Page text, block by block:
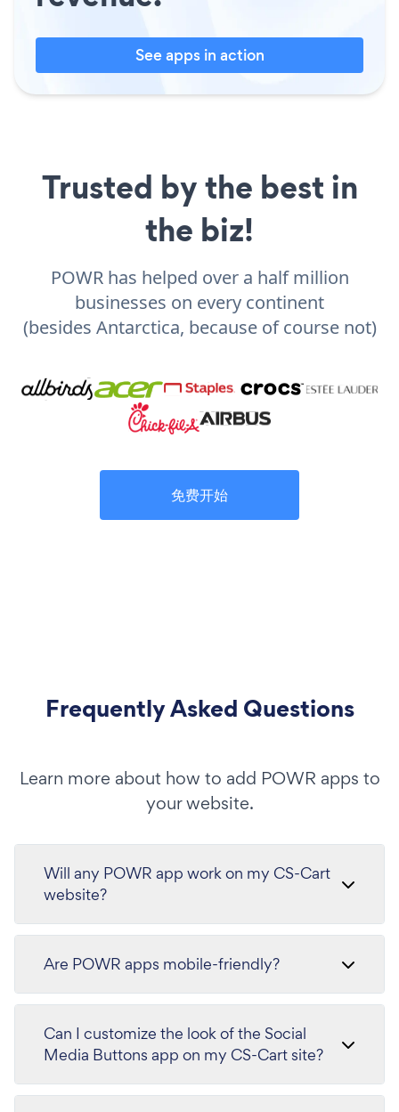
See apps in action
Trusted by the best in
the biz!
POWR has helped over a half million
businesses on every continent
(besides Antarctica, because of course not)
免费开始
Frequently Asked Questions
Learn more about how to add POWR apps to
your website.
Will any POWR app work on my CS-Cart
website?
Are POWR apps mobile-friendly?
Can I customize the look of the Social
Media Buttons app on my CS-Cart site?